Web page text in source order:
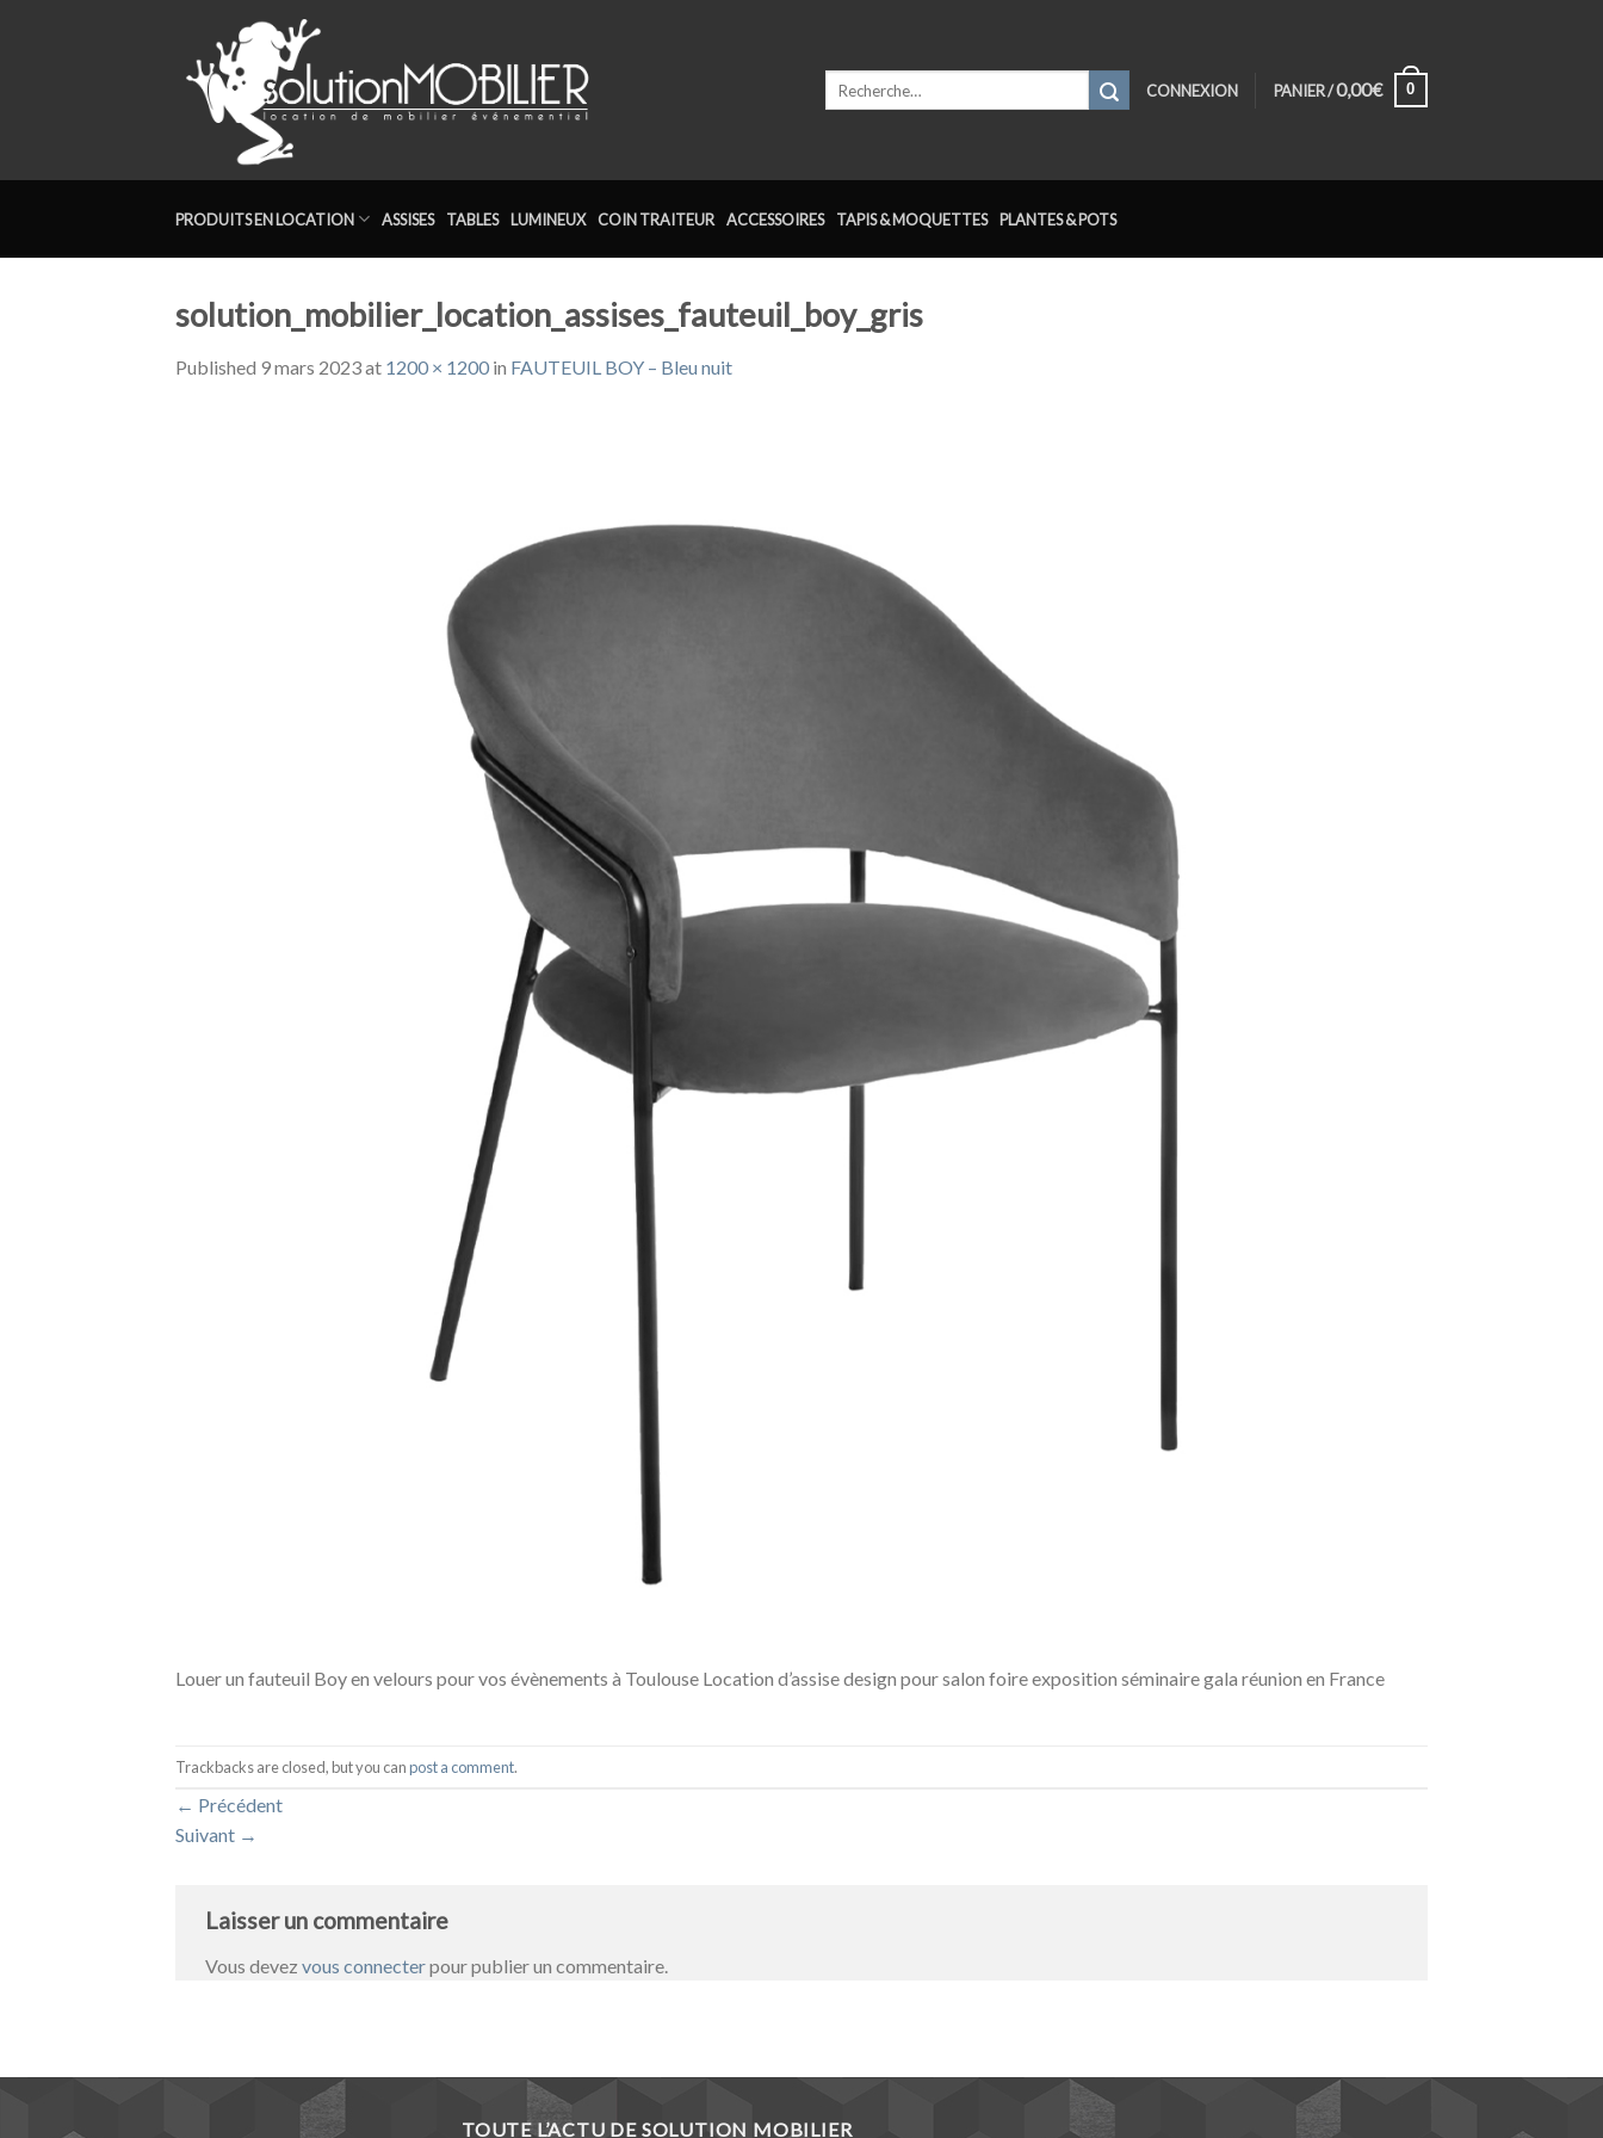
CONNEXION PANIER /0,00€ 0
PRODUITS EN LOCATION ASSISES TABLES LUMINEUX COIN TRAITEUR ACCESSOIRES TAPIS & MOQUETTES PLANTES & POTS
solution_mobilier_location_assises_fauteuil_boy_gris
Published 9 mars 2023at 1200 × 1200 in FAUTEUIL BOY – Bleu nuit
Louer un fauteuil Boy en velours pour vos évènements à Toulouse Location d’assise design pour salon foire exposition séminaire gala réunion en France
Trackbacks are closed, but you canpost a comment.
← Précédent
Suivant →
Laisser un commentaire
Vous devez vous connecterpour publier un commentaire.
TOUTE L’ACTU DE SOLUTION MOBILIER